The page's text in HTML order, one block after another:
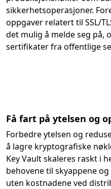
sikkerhetsoperasjoner.
oppgaver relatert til SSL/
det mulig å melde seg på,
sertifikater fra offentlige
Få fart på ytelsen og
Forbedre ytelsen og
å lagre kryptografiske
Key Vault skaleres raskt i
behovene til skyappene
uten kostnadene ved